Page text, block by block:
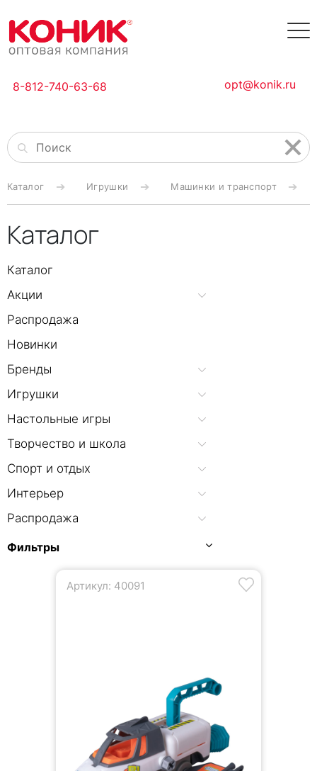
8-812-740-63-68 opt@konik.ru
Каталог Игрушки Машинки и транспорт
Каталог
Каталог
Акции
Распродажа
Новинки
Бренды
Игрушки
Настольные игры
Творчество и школа
Спорт и отдых
Интерьер
Распродажа
Фильтры
Артикул: 40091